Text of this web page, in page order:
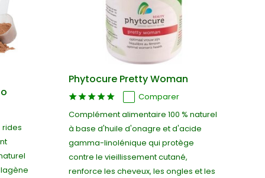
rides
Phytocure Pretty Woman
Comparer
Complément alimentaire 100 % naturel
à base d'huile d'onagre et d'acide
gamma-linolénique qui protège
contre le vieillissement cutané,
renforce les cheveux, les ongles et les